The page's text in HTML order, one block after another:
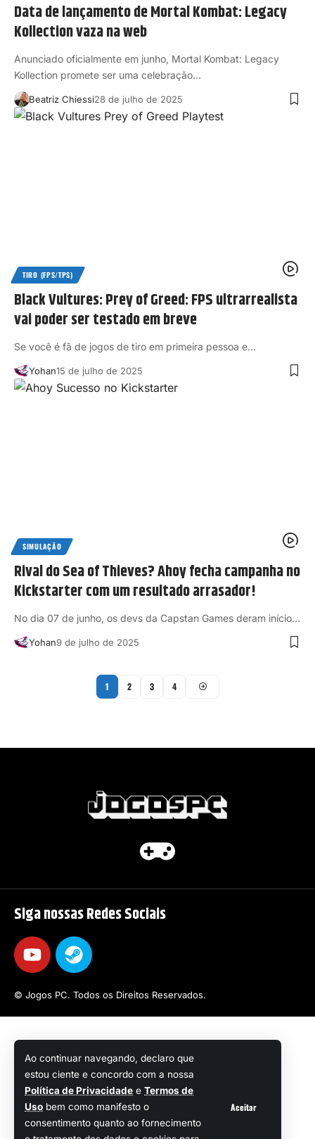
Ao continuar navegando, declaro que
estou ciente e concordo com a nossa
Política de Privacidade e Termos de
Uso bem como manifesto o
consentimento quanto ao fornecimento
Aceitar
Data de lançamento de Mortal Kombat: Legacy
Kollection vaza na web
Anunciado oficialmente em junho, Mortal Kombat: Legacy
Kollection promete ser uma celebração…
Beatriz Chiessi28 de julho de 2025
TIRO (FPS/TPS)
Black Vultures: Prey of Greed: FPS ultrarrealista
vai poder ser testado em breve
Se você é fã de jogos de tiro em primeira pessoa e…
Yohan15 de julho de 2025
SIMULAÇÃO
Rival do Sea of Thieves? Ahoy fecha campanha no
Kickstarter com um resultado arrasador!
No dia 07 de junho, os devs da Capstan Games deram início…
Yohan9 de julho de 2025
1 2 3 4
Siga nossas Redes Sociais
© Jogos PC. Todos os Direitos Reservados.